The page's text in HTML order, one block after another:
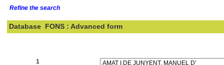
Refine the search
Database FONS : Advanced form
1